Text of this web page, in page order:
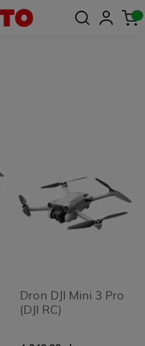
Dron DJI Mini 3 Pro
(DJI RC)